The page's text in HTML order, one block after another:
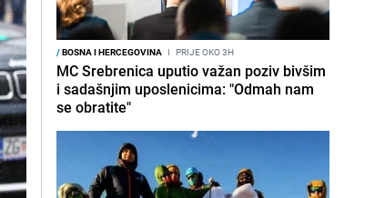
/BOSNA I HERCEGOVINA I PRIJE OKO 3H
MC Srebrenica uputio važan poziv bivšim
i sadašnjim uposlenicima: "Odmah nam
se obratite"